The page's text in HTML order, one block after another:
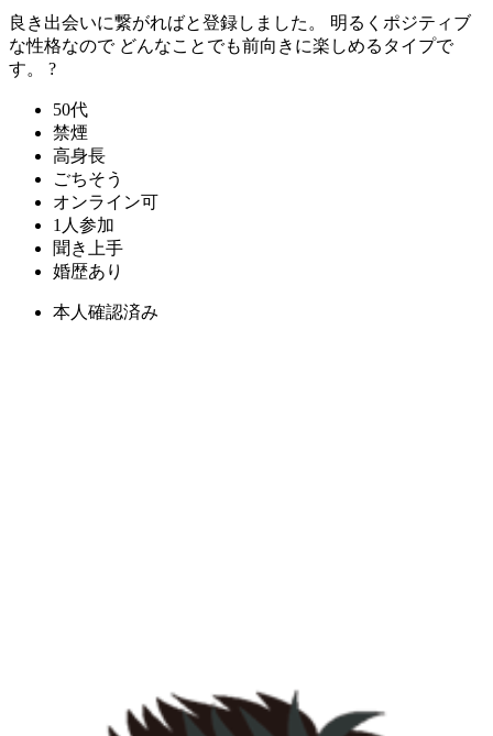
良き出会いに繋がればと登録しました。 明るくポジティブ
な性格なので どんなことでも前向きに楽しめるタイプで
す。 ?
50代
禁煙
高身長
ごちそう
オンライン可
1人参加
聞き上手
婚歴あり
本人確認済み